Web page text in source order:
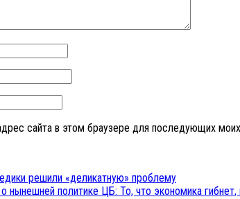
сайта в этом браузере для последующих
решили «деликатную» проблему
нынешней политике ЦБ: То, что экономика